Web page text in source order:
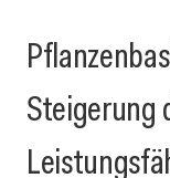
Steigerung